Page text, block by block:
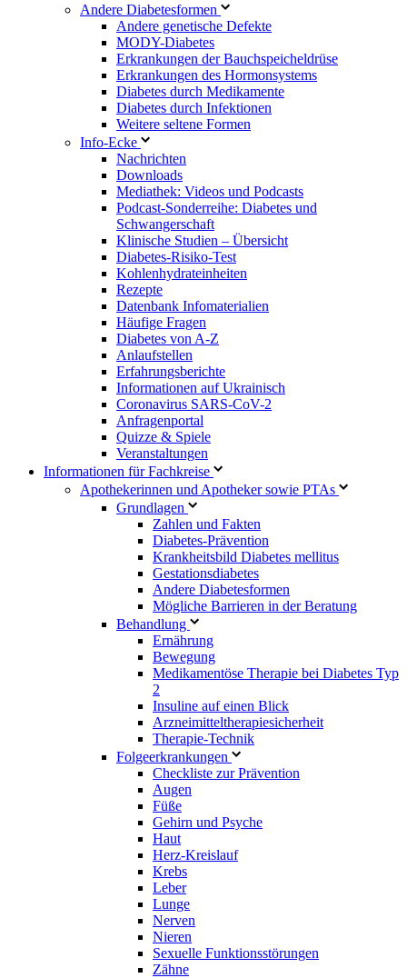
Andere Diabetesformen
Andere genetische Defekte
MODY-Diabetes
Erkrankungen der Bauchspeicheldrüse
Erkrankungen des Hormonsystems
Diabetes durch Medikamente
Diabetes durch Infektionen
Weitere seltene Formen
Info-Ecke
Nachrichten
Downloads
Mediathek: Videos und Podcasts
Podcast-Sonderreihe: Diabetes und
Schwangerschaft
Klinische Studien – Übersicht
Diabetes-Risiko-Test
Kohlenhydrateinheiten
Rezepte
Datenbank Infomaterialien
Häufige Fragen
Diabetes von A-Z
Anlaufstellen
Erfahrungsberichte
Informationen auf Ukrainisch
Coronavirus SARS-CoV-2
Anfragenportal
Quizze & Spiele
Veranstaltungen
Informationen für Fachkreise
Apothekerinnen und Apotheker sowie PTAs
Grundlagen
Zahlen und Fakten
Diabetes-Prävention
Krankheitsbild Diabetes mellitus
Gestationsdiabetes
Andere Diabetesformen
Mögliche Barrieren in der Beratung
Behandlung
Ernährung
Bewegung
Medikamentöse Therapie bei Diabetes Typ
2
Insuline auf einen Blick
Arzneimitteltherapie­sicherheit
Therapie-Technik
Fol­ge­er­kran­kun­gen
Checkliste zur Prävention
Augen
Füße
Gehirn und Psyche
Haut
Herz-Kreislauf
Krebs
Leber
Lunge
Nerven
Nieren
Sexuelle Funktionsstörungen
Zähne